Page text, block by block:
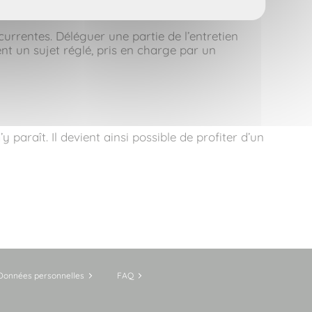
Déléguer une partie de l’entretien
un sujet réglé, pris en charge par un
paraît. Il devient ainsi possible de profiter d’un
personnelles FAQ